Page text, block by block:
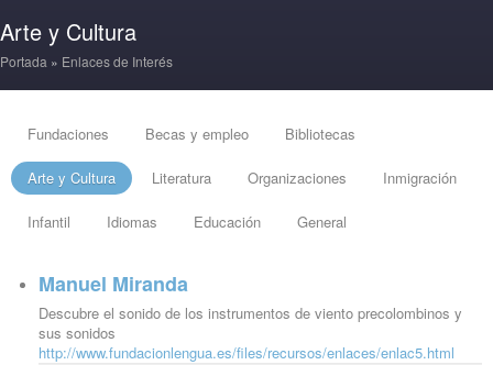
Arte y Cultura
Portada » Enlaces de Interés
Fundaciones Becas y empleo Bibliotecas
Arte y Cultura Literatura Organizaciones Inmigración
Infantil Idiomas Educación General
Manuel Miranda
Descubre el sonido de los instrumentos de viento precolombinos y
sus sonidos
http://www.fundacionlengua.es/files/recursos/enlaces/enlac5.html